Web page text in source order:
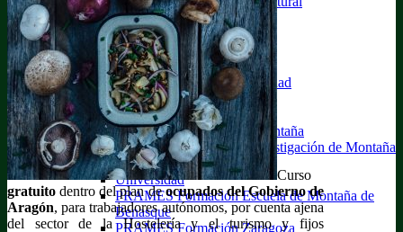
Personal sanitario
Personal docente
Otros
Formación iniciativa privada
Certificados de profesionalidad
Formación a medida
Otras
Técnicos Deportivos de Montaña
Centro de Formación e Investigación de Montaña
y Escalada (CFIME)
Universidad
PRAMES Formación Escuela de Montaña de
Benasque
PRAMES Formación Zaragoza
Curso
gratuito dentro del plan deocupados del Gobierno de
Aragón, para trabajadores autónomos, por cuenta ajena
del sector de la Hostelería y el turismo y fijos